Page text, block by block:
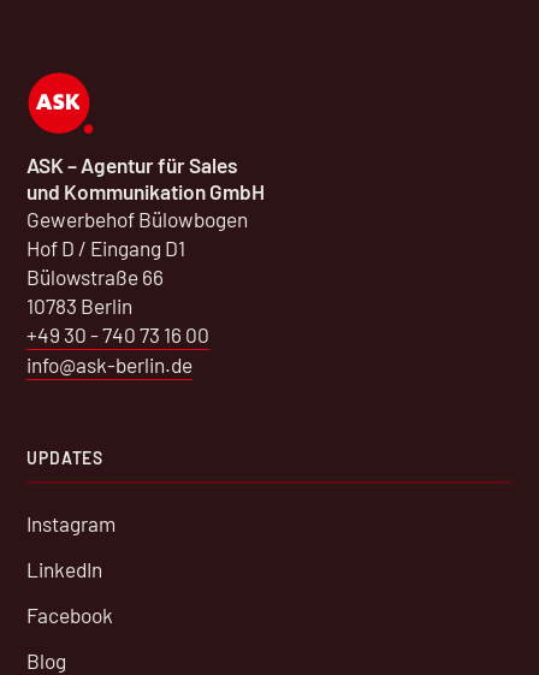
ASK – Agentur für Sales
und Kommunikation GmbH
Gewerbehof Bülowbogen
Hof D / Eingang D1
Bülowstraße 66
10783 Berlin
+49 30 - 740 73 16 00
info@ask-berlin.de
UPDATES
Instagram
LinkedIn
Facebook
Blog